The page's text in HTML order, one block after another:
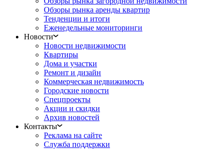
Обзоры рынка аренды квартир
Тенденции и итоги
Еженедельные мониторинги
Новости
Новости недвижимости
Квартиры
Дома и участки
Ремонт и дизайн
Коммерческая недвижимость
Городские новости
Спецпроекты
Акции и скидки
Архив новостей
Контакты
Реклама на сайте
Служба поддержки